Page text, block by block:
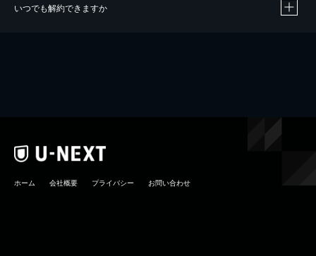
いつでも解約できますか
ホーム 会社概要 プライバシー お問い合わせ